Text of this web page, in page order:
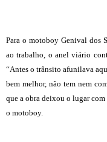
Para o motoboy Genival dos
ao trabalho, o anel viário
“Antes o trânsito afunilava
bem melhor, não tem nem
que a obra deixou o lugar com
o motoboy.